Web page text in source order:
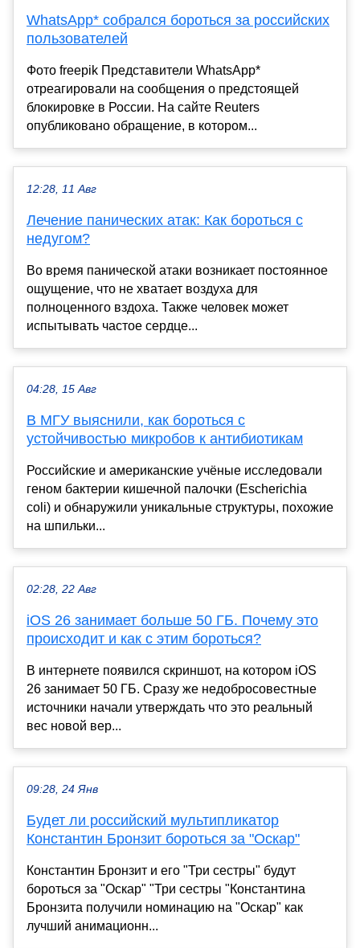
WhatsApp* собрался бороться за российских
пользователей
Фото freepik Представители WhatsApp*
отреагировали на сообщения о предстоящей
блокировке в России. На сайте Reuters
опубликовано обращение, в котором...
12:28, 11 Авг
Лечение панических атак: Как бороться с
недугом?
Во время панической атаки возникает постоянное
ощущение, что не хватает воздуха для
полноценного вздоха. Также человек может
испытывать частое сердце...
04:28, 15 Авг
В МГУ выяснили, как бороться с
устойчивостью микробов к антибиотикам
Российские и американские учёные исследовали
геном бактерии кишечной палочки (Escherichia
coli) и обнаружили уникальные структуры, похожие
на шпильки...
02:28, 22 Авг
iOS 26 занимает больше 50 ГБ. Почему это
происходит и как с этим бороться?
В интернете появился скриншот, на котором iOS
26 занимает 50 ГБ. Сразу же недобросовестные
источники начали утверждать что это реальный
вес новой вер...
09:28, 24 Янв
Будет ли российский мультипликатор
Константин Бронзит бороться за "Оскар"
Константин Бронзит и его "Три сестры" будут
бороться за "Оскар" "Три сестры "Константина
Бронзита получили номинацию на "Оскар" как
лучший анимационн...